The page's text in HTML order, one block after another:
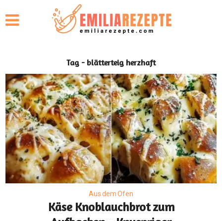
Tag - blätterteig herzhaft
Aus dem Ofen
Käse Knoblauchbrot zum